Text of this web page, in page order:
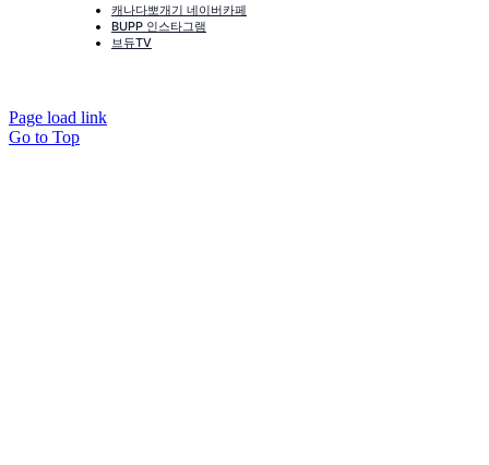
캐나다뽀개기 네이버카페
BUPP 인스타그램
브듀TV
Page load link
Go to Top